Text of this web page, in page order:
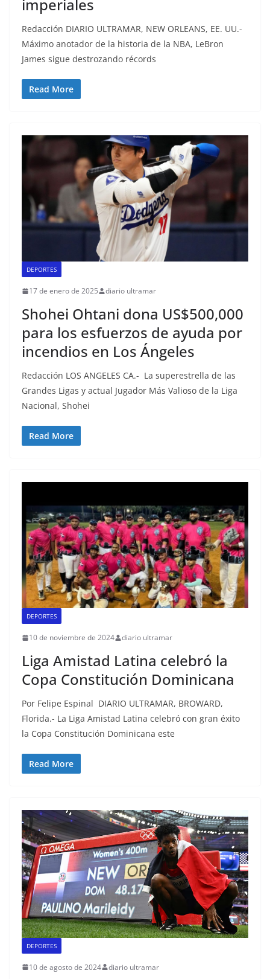
imperiales
Redacción DIARIO ULTRAMAR, NEW ORLEANS, EE. UU.-
Máximo anotador de la historia de la NBA, LeBron
James sigue destrozando récords
Read More
DEPORTES
17 de enero de 2025 diario ultramar
Shohei Ohtani dona US$500,000
para los esfuerzos de ayuda por
incendios en Los Ángeles
Redacción LOS ANGELES CA.- La superestrella de las
Grandes Ligas y actual Jugador Más Valioso de la Liga
Nacional, Shohei
Read More
DEPORTES
10 de noviembre de 2024 diario ultramar
Liga Amistad Latina celebró la
Copa Constitución Dominicana
Por Felipe Espinal DIARIO ULTRAMAR, BROWARD,
Florida.- La Liga Amistad Latina celebró con gran éxito
la Copa Constitución Dominicana este
Read More
DEPORTES
10 de agosto de 2024 diario ultramar